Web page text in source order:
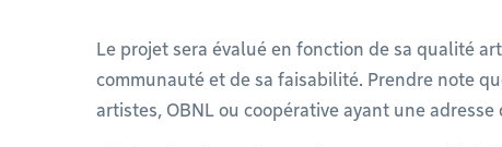
Le projet sera évalué en fonction de sa qualité
communauté et de sa faisabilité. Prendre note
artistes, OBNL ou coopérative ayant une